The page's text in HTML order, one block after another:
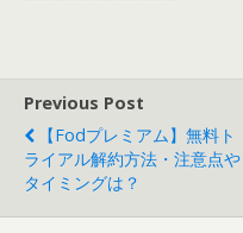
Previous Post
【fodプレミアム】無料ト
ライアル解約方法・注意点や
タイミングは？